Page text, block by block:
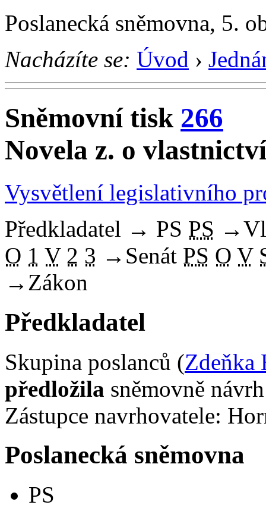
Poslanecká sněmovna, 5.
Nacházíte se: Úvod ›
Sněmovní tisk 266
Novela z. o
Vysvětlení legislativního
Předkladatel → PS PS →
O 1 V 2 3 → Senát PS O V
→ Zákon
Předkladatel
Skupina poslanců (Zdeňka
předložila sněmovně
Zástupce navrhovatele:
Poslanecká sněmovna
PS